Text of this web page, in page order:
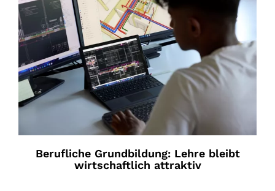
Berufliche Grundbildung: Lehre bleibt
wirtschaftlich attraktiv